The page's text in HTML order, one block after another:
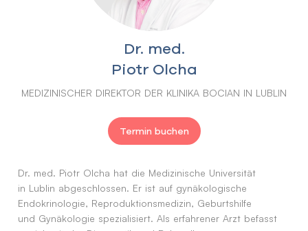
Dr. med.
Piotr Olcha
MEDIZINISCHER DIREKTOR DER KLINIKA BOCIAN IN LUBLIN
Termin buchen
Dr. med. Piotr Olcha hat die Medizinische Universität
in Lublin abgeschlossen. Er ist auf gynäkologische
Endokrinologie, Reproduktionsmedizin, Geburtshilfe
und Gynäkologie spezialisiert. Als erfahrener Arzt befasst